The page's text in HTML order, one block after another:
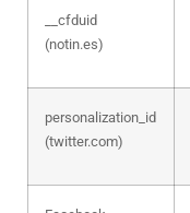
__cfduid
(notin.es)
personalization_id
(twitter.com)